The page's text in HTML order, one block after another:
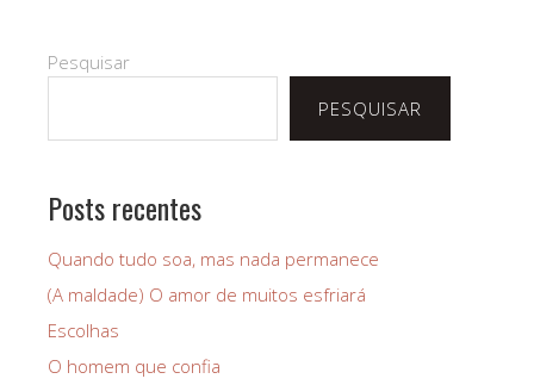
Pesquisar
PESQUISAR
Posts recentes
Quando tudo soa, mas nada permanece
(A maldade) O amor de muitos esfriará
Escolhas
O homem que confia